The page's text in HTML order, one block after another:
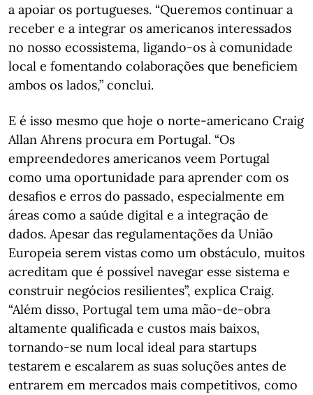
a apoiar os portugueses. “Queremos continuar a
receber e a integrar os americanos interessados
no nosso ecossistema, ligando-os à comunidade
local e fomentando colaborações que beneficiem
ambos os lados,” conclui.
E é isso mesmo que hoje o norte-americano Craig
Allan Ahrens procura em Portugal. “Os
empreendedores americanos veem Portugal
como uma oportunidade para aprender com os
desafios e erros do passado, especialmente em
áreas como a saúde digital e a integração de
dados. Apesar das regulamentações da União
Europeia serem vistas como um obstáculo, muitos
acreditam que é possível navegar esse sistema e
construir negócios resilientes”, explica Craig.
“Além disso, Portugal tem uma mão-de-obra
altamente qualificada e custos mais baixos,
tornando-se num local ideal para startups
testarem e escalarem as suas soluções antes de
entrarem em mercados mais competitivos, como